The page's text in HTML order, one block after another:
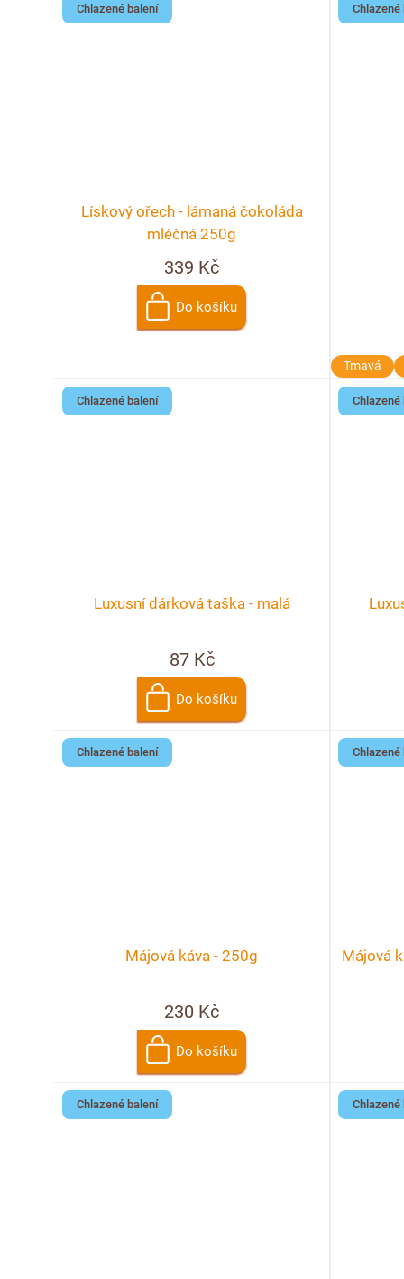
Chlazené balení
Lískový ořech - lámaná čokoláda
mléčná 250g
339 Kč
Do košíku
Chlazené
Tmavá
Chlazené balení
Luxusní dárková taška - malá
87 Kč
Do košíku
Chlazené
Chlazené balení
Májová káva - 250g
230 Kč
Do košíku
Chlazené
Májová
Chlazené balení Chlazené